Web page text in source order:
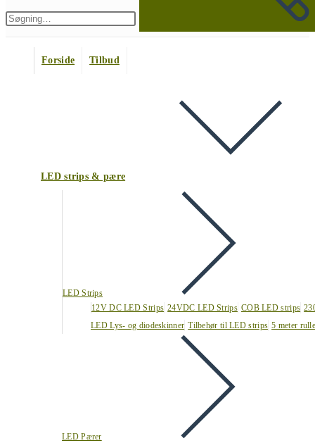
Forside
Tilbud
LED strips & pære
LED Strips
12V DC LED Strips 24VDC LED Strips COB LED strips
LED Lys- og diodeskinner Tilbehør til LED strips 5 meter
LED Pærer